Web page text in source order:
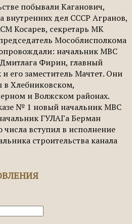
побывали Каганович,
внутренних дел СССР Агранов,
Косарев, секретарь МК
Мособлисполкома
начальник МВС
Фирин, главный
его заместитель Мачтет. Они
в Хлебниковском,
и Волжском районах.
№ 1 новый начальник МВС
ГУЛАГа Берман
числа вступил в исполнение
строительства канала